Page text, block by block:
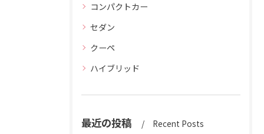
コンパクトカー
セダン
クーペ
ハイブリッド
最近の投稿 Recent Posts